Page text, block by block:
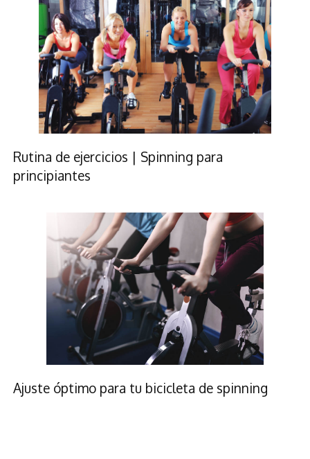
Rutina de ejercicios | Spinning para
principiantes
Ajuste óptimo para tu bicicleta de spinning